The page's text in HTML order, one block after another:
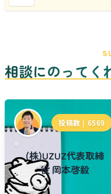
相談にのってく
投稿数 | 6569
(株)UZUZ代表取締
役 岡本啓毅